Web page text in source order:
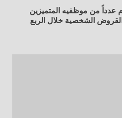
عدداً من موظفيه المتميزين
القروض الشخصية خلال الربع